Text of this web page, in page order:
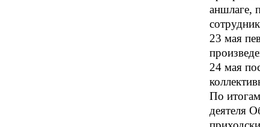
аншлаге,
23 мая
24 мая
По
деятеля